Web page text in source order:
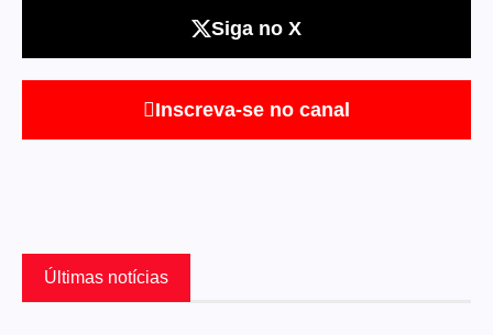
Siga no X
Inscreva-se no canal
Últimas notícias